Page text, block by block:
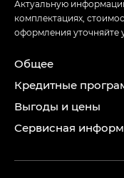
Актуальную
комплектациях,
оформления уточняйте
Общее
Кредитные
Выгоды и цены
Сервисная